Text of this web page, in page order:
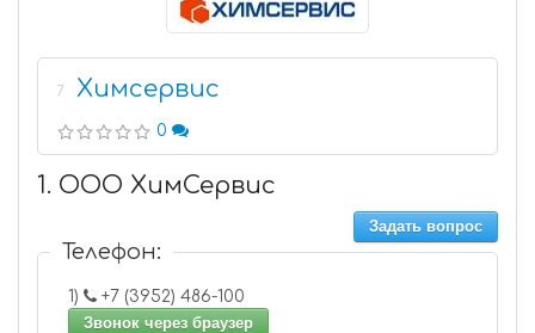
7 Химсервис
0
1. ООО ХимСервис
Задать вопрос
Телефон:
1)
+7 (3952) 486-100
Звонок через браузер